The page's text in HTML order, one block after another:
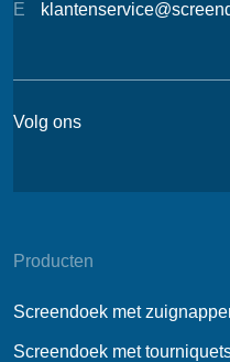
E
Volg ons
Producten
Screendoek met
Screendoek met